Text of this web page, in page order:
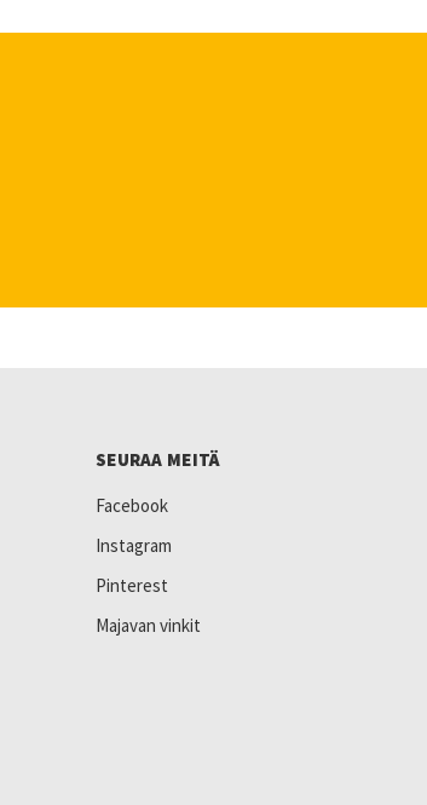
SEURAA MEITÄ
Facebook
Instagram
Pinterest
Majavan vinkit